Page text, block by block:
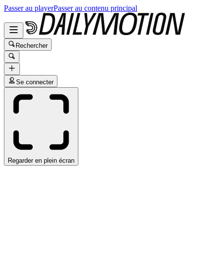
Passer au playerPasser au contenu principal
Rechercher
Se connecter
Regarder en plein écran